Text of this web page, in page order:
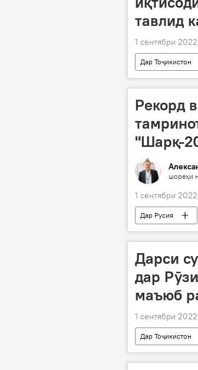
тавлид
1 сентябри
Дар Тоҷикистон
Иқтисод
Рекорд
"Шарқ-
шореҳи
1 сентябри
Дар Русия
размоиш
Дарси
дар
маъюб
1 сентябри
Дар Тоҷикистон
маъюб